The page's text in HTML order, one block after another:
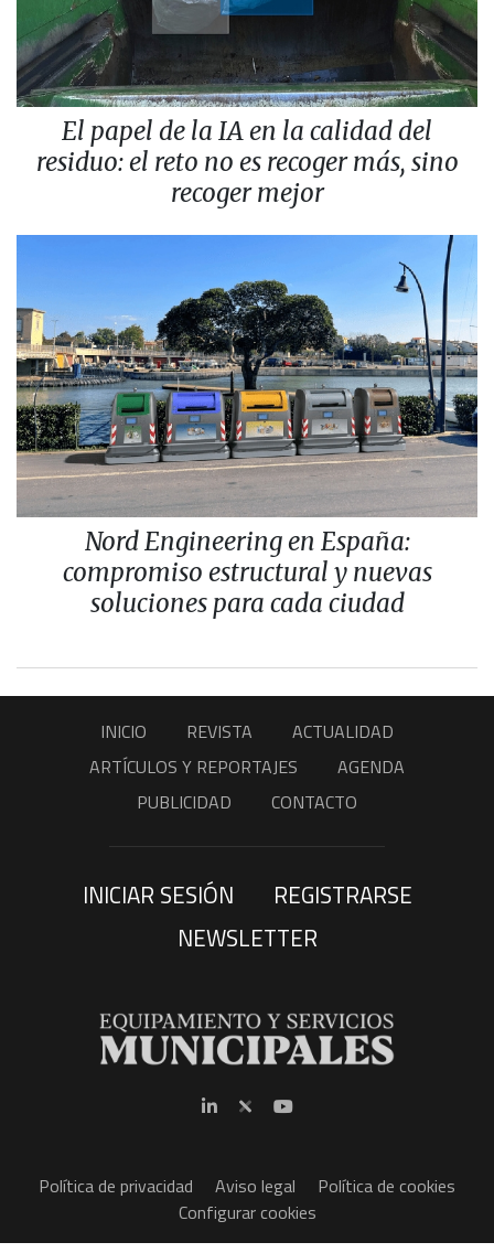
El papel de la IA en la calidad del
residuo: el reto no es recoger más, sino
recoger mejor
Nord Engineering en España:
compromiso estructural y nuevas
soluciones para cada ciudad
INICIO REVISTA
ACTUALIDAD
ARTÍCULOS Y REPORTAJES
AGENDA
PUBLICIDAD
CONTACTO
INICIAR SESIÓN
REGISTRARSE
NEWSLETTER
Política de privacidad Aviso legal
Política de cookies
Configurar cookies